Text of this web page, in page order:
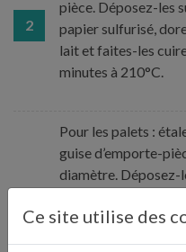
2
pièce. Déposez-les
papier sulfurisé,
lait et faites-les
minutes à 210°C.
Pour les palets :
guise d’emporte-
diamètre. Déposez-
fourchette pour
Ce site utilise des